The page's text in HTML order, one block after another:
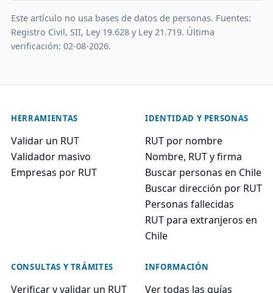
Este artículo no usa bases de datos de personas. Fuentes:
Registro Civil, SII, Ley 19.628 y Ley 21.719. Última
verificación: 02-08-2026.
HERRAMIENTAS
Validar un RUT
Validador masivo
Empresas por RUT
IDENTIDAD Y PERSONAS
RUT por nombre
Nombre, RUT y firma
Buscar personas en Chile
Buscar dirección por RUT
Personas fallecidas
RUT para extranjeros en
Chile
CONSULTAS Y TRÁMITES
Verificar y validar un RUT
INFORMACIÓN
Ver todas las guías